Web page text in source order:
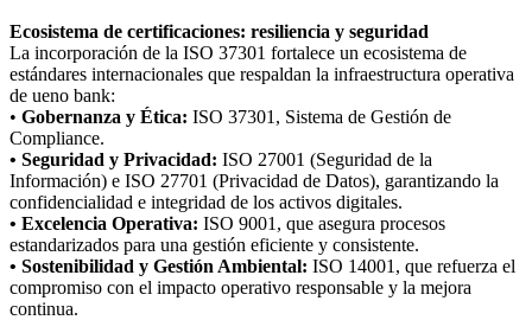
Ecosistema de certificaciones: resiliencia y seguridad
La incorporación de la ISO 37301 fortalece un ecosistema de
estándares internacionales que respaldan la infraestructura operativa
de ueno bank:
• Gobernanza y Ética: ISO 37301, Sistema de Gestión de
Compliance.
• Seguridad y Privacidad: ISO 27001 (Seguridad de la
Información) e ISO 27701 (Privacidad de Datos), garantizando la
confidencialidad e integridad de los activos digitales.
• Excelencia Operativa: ISO 9001, que asegura procesos
estandarizados para una gestión eficiente y consistente.
• Sostenibilidad y Gestión Ambiental: ISO 14001, que refuerza el
compromiso con el impacto operativo responsable y la mejora
continua.